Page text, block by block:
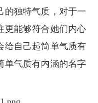
的独特气质，对于一
更能够符合她们内心
给自己起简单气质有
单气质有内涵的名字